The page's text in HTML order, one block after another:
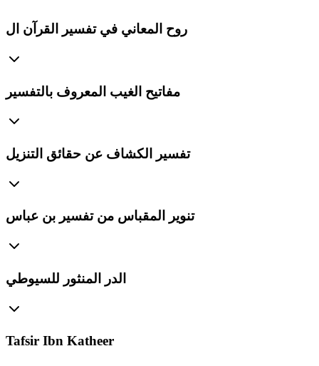
روح المعاني في تفسير القرآن ال
مفاتيح الغيب المعروف بالتفسير
تفسير الكشاف عن حقائق التنزيل
تنوير المقباس من تفسير بن عباس
الدر المنثور للسيوطي
Tafsir Ibn Katheer